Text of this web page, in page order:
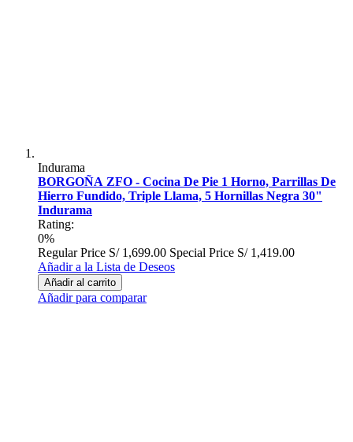
Indurama
BORGOÑA ZFO - Cocina De Pie 1 Horno, Parrillas De
Hierro Fundido, Triple Llama, 5 Hornillas Negra 30"
Indurama
Rating:
0%
Regular Price S/ 1,699.00 Special Price S/ 1,419.00
Añadir a la Lista de Deseos
Añadir al carrito
Añadir para comparar